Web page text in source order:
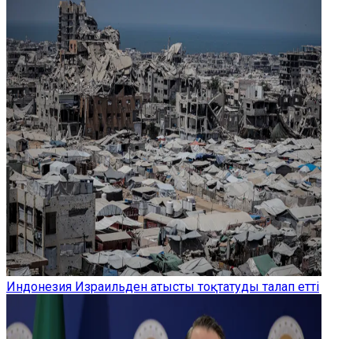
Индонезия Израильден атысты тоқтатуды талап етті